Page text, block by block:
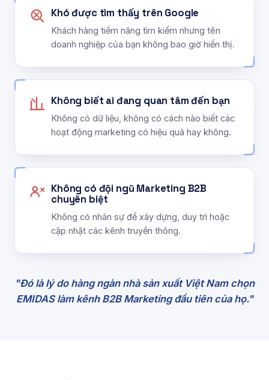
Khó được tìm thấy trên Google
Khách hàng tiềm năng tìm kiếm nhưng tên
doanh nghiệp của bạn không bao giờ hiển thị.
Không biết ai đang quan tâm đến bạn
Không có dữ liệu, không có cách nào biết các
hoạt động marketing có hiệu quả hay không.
Không có đội ngũ Marketing B2B
chuyên biệt
Không có nhân sự để xây dựng, duy trì hoặc
cập nhật các kênh truyền thông.
"Đó là lý do hàng ngàn nhà sản xuất Việt Nam chọn
EMIDAS làm kênh B2B Marketing đầu tiên của họ."